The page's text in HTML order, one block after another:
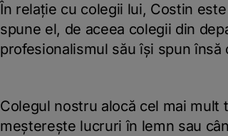
În relație cu colegii lui, Costin
spune el, de aceea colegii din
profesionalismul său își spun
Colegul nostru alocă cel mai
meșterește lucruri în lemn sau